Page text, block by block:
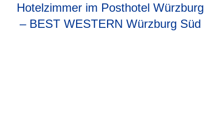
Hotelzimmer im Posthotel Würzburg
– BEST WESTERN Würzburg Süd